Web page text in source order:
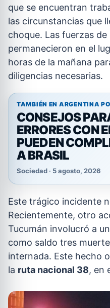
que se encuentran
las circunstancias que
choque. Las fuerzas de
permanecieron en el
horas de la mañana
diligencias necesarias.
TAMBIÉN EN ARGENTINA
CONSEJOS
ERRORES CON
PUEDEN
A BRASIL
Sociedad · 5 agosto, 2026
Este trágico incidente
Recientemente, otro
Tucumán involucró a
como saldo tres
internada. Este hecho
la ruta nacional 38, en